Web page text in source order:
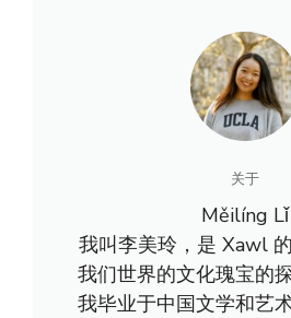
关于
Měilíng Lǐ
我叫李美玲，是 Xawl
我们世界的文化瑰宝的
我毕业于中国文学和艺